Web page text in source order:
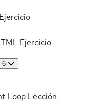
Ejercicio
Ejercicio
6
Loop Lección